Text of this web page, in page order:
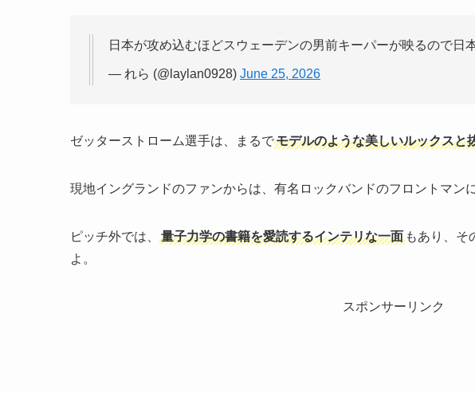
日本が攻め込むほどスウェーデンの男前キーパーが映るので日
— れら (@laylan0928) June 25, 2026
ゼッターストローム選手は、まるでモデルのような美しいルックスと
現地イングランドのファンからは、有名ロックバンドのフロントマン
ピッチ外では、 量子力学の書籍を愛読するインテリな一面 もあり、そ
よ。
スポンサーリンク